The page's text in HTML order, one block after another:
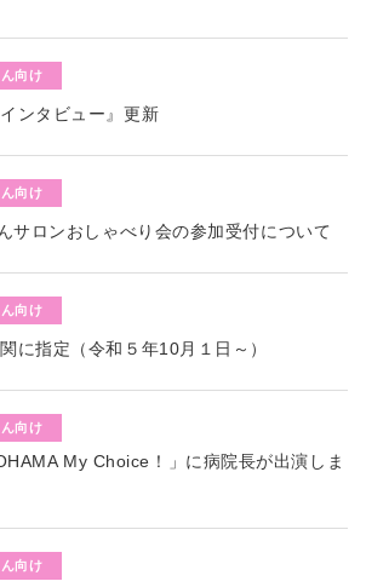
向け
ンタビュー』更新
向け
サロンおしゃべり会の参加受付について
向け
に指定（令和５年10月１日～）
向け
My Choice！」に病院長が出演しま
向け